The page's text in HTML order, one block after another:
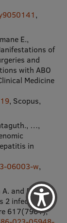
,
E.,
of
and
with ABO
Medicine
, Scopus,
…,
in
06003-w,
A. and 513
infection in
617(7961),